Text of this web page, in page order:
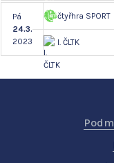
Pá
24.3.
2023
čtyřhra SPORT
I. ČLTK